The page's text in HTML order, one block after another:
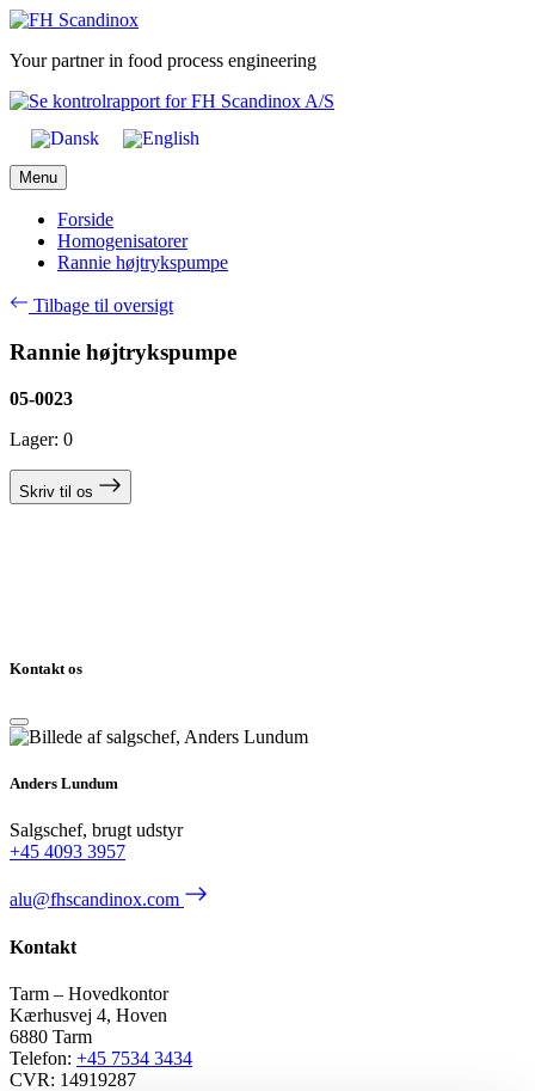
Skip
content
Your partner in food process engineering
Menu
Forside
Homogenisatorer
Rannie højtrykspumpe
Tilbage til oversigt
Rannie højtrykspumpe
05-0023
Lager: 0
Skriv til os
Kontakt os
Anders Lundum
Salgschef, brugt udstyr
+45 4093 3957
alu@fhscandinox.com
Kontakt
Tarm – Hovedkontor
Kærhusvej 4, Hoven
6880 Tarm
Telefon: +45 7534 3434
CVR: 14919287